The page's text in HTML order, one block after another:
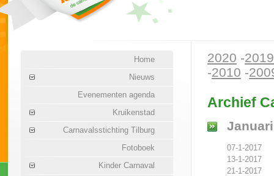
Home
Nieuws
Evenementen agenda
Kruikenstad
Carnavalsstichting Tilburg
Fotoboek
Kinder Carnaval
2020 -2019
-2010 -
Archief
07-1-2017
13-1-2017
21-1-2017